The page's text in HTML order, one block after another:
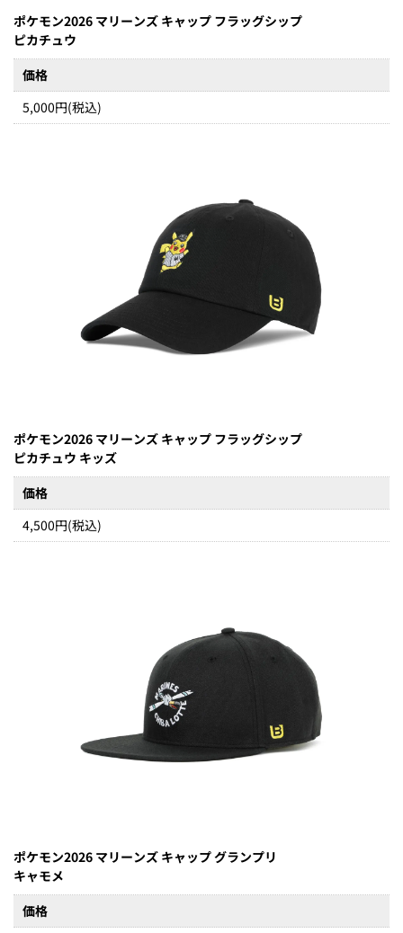
ポケモン2026 マリーンズ キャップ フラッグシップ
ピカチュウ
価格
5,000円(税込)
ポケモン2026 マリーンズ キャップ フラッグシップ
ピカチュウ キッズ
価格
4,500円(税込)
ポケモン2026 マリーンズ キャップ グランプリ
キャモメ
価格